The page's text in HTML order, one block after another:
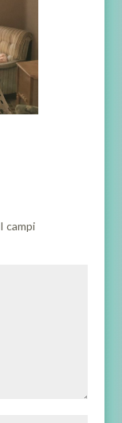
I campi